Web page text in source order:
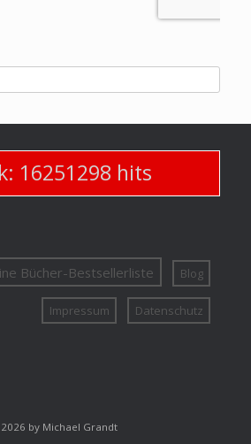
16251298 hits
Bücher-Bestsellerliste Blog
Impressum Datenschutz
by Michael Grandt